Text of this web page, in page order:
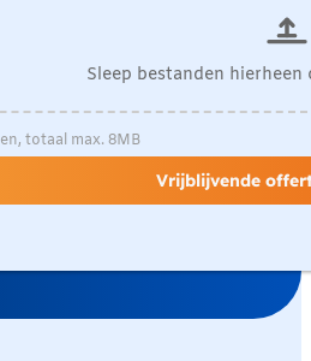
Sleep bestanden
totaal max. 8MB
Vrijblijvende